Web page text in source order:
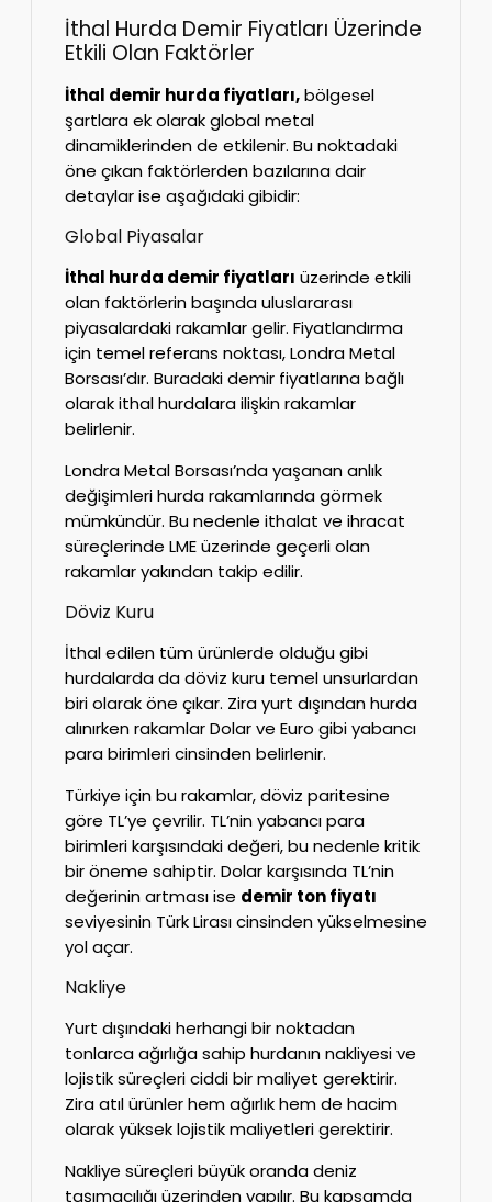
İthal Hurda Demir Fiyatları Üzerinde
Etkili Olan Faktörler
İthal demir hurda fiyatları,bölgesel
şartlara ek olarak global metal
dinamiklerinden de etkilenir. Bu noktadaki
öne çıkan faktörlerden bazılarına dair
detaylar ise aşağıdaki gibidir:
Global Piyasalar
İthal hurda demir fiyatları üzerinde etkili
olan faktörlerin başında uluslararası
piyasalardaki rakamlar gelir. Fiyatlandırma
için temel referans noktası, Londra Metal
Borsası’dır. Buradaki demir fiyatlarına bağlı
olarak ithal hurdalara ilişkin rakamlar
belirlenir.
Londra Metal Borsası’nda yaşanan anlık
değişimleri hurda rakamlarında görmek
mümkündür. Bu nedenle ithalat ve ihracat
süreçlerinde LME üzerinde geçerli olan
rakamlar yakından takip edilir.
Döviz Kuru
İthal edilen tüm ürünlerde olduğu gibi
hurdalarda da döviz kuru temel unsurlardan
biri olarak öne çıkar. Zira yurt dışından hurda
alınırken rakamlar Dolar ve Euro gibi yabancı
para birimleri cinsinden belirlenir.
Türkiye için bu rakamlar, döviz paritesine
göre TL’ye çevrilir. TL’nin yabancı para
birimleri karşısındaki değeri, bu nedenle kritik
bir öneme sahiptir. Dolar karşısında TL’nin
değerinin artması ise demir ton fiyatı
seviyesinin Türk Lirası cinsinden yükselmesine
yol açar.
Nakliye
Yurt dışındaki herhangi bir noktadan
tonlarca ağırlığa sahip hurdanın nakliyesi ve
lojistik süreçleri ciddi bir maliyet gerektirir.
Zira atıl ürünler hem ağırlık hem de hacim
olarak yüksek lojistik maliyetleri gerektirir.
Nakliye süreçleri büyük oranda deniz
taşımacılığı üzerinden yapılır. Bu kapsamda